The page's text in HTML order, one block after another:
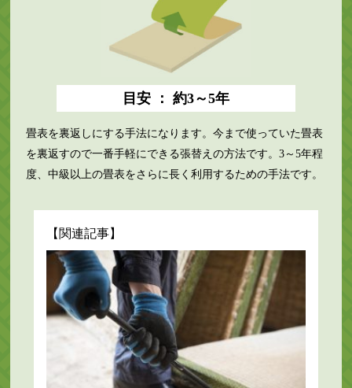
目安 ： 約3～5年
畳表を裏返しにする手法になります。今まで使っていた畳表
を裏返すので一番手軽にできる張替えの方法です。3～5年程
度、中級以上の畳表をさらに長く利用するための手法です。
【関連記事】